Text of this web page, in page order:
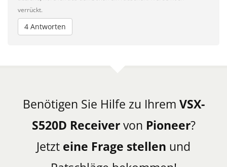
verrückt.
4 Antworten
Benötigen Sie Hilfe zu Ihrem VSX-
S520D Receivervon Pioneer?
Jetzt eine Frage stellen und